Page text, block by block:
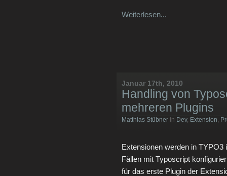
Weiterlesen...
Januar 17th, 2010
Handling von
mehreren Plugins
Matthias Stübner in Dev, Extension,
Extensionen werden in
Fällen mit Typoscript
für das erste Plugin der